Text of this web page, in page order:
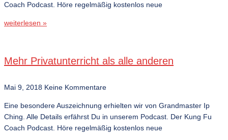
Coach Podcast. Höre regelmäßig kostenlos neue
weiterlesen »
Mehr Privatunterricht als alle anderen
Mai 9, 2018 Keine Kommentare
Eine besondere Auszeichnung erhielten wir von Grandmaster Ip
Ching. Alle Details erfährst Du in unserem Podcast. Der Kung Fu
Coach Podcast. Höre regelmäßig kostenlos neue